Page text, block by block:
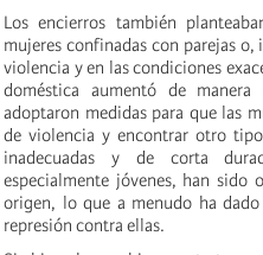
Los encierros también
mujeres confinadas con parejas
violencia y en las condiciones
doméstica aumentó de
adoptaron medidas para que las
de violencia y encontrar otro
inadecuadas y de corta
especialmente jóvenes, han sido
origen, lo que a menudo ha
represión contra ellas.